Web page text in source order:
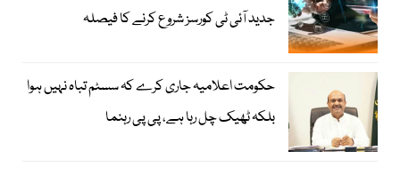
جدید آئی ٹی کورسز شروع کرنے کا فیصلہ
حکومت اعلامیہ جاری کرے کہ سسٹم تباہ نہیں ہوا
بلکہ ٹھیک چل رہا ہے، پی پی رہنما